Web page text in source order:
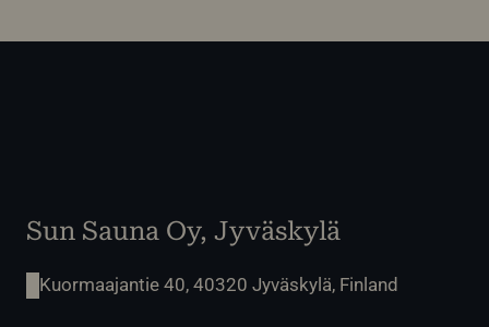
Sun Sauna Oy, Jyväskylä
Kuormaajantie 40, 40320 Jyväskylä, Finland